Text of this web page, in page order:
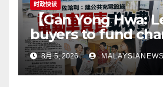
时政快读
【Gan Yong Hwa:
buyers to fund
stations puts the
the
first remove
8月 5, 2026